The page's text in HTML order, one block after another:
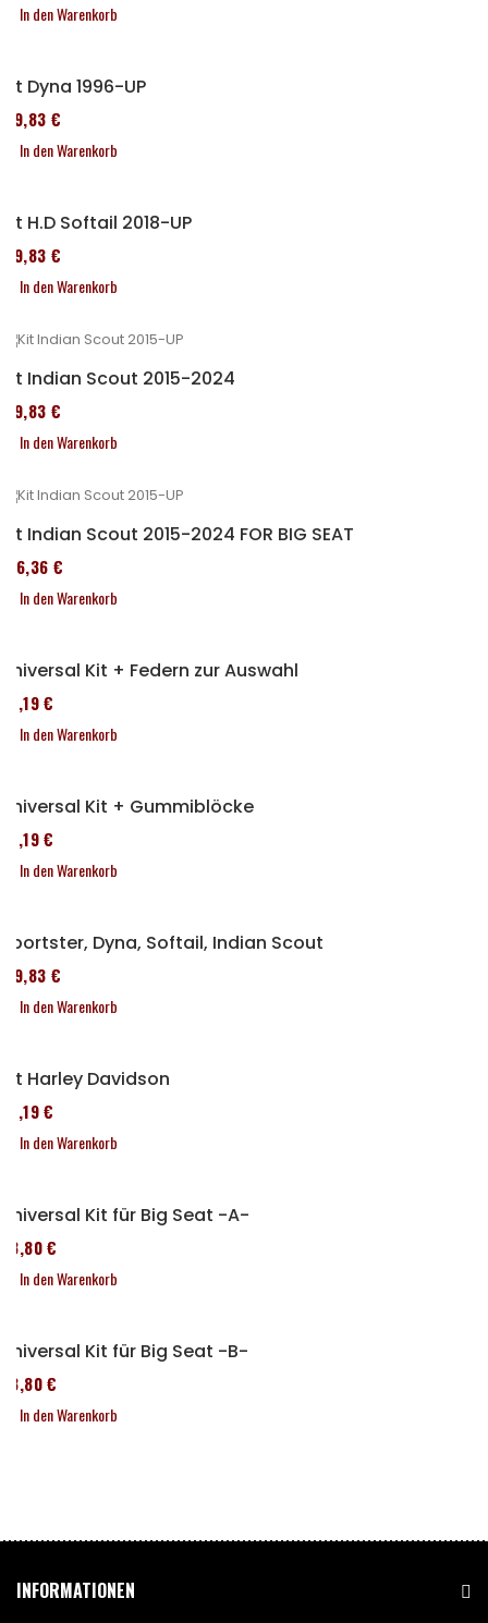
In den Warenkorb
Kit Dyna 1996-UP
119,83 €
In den Warenkorb
Kit H.D Softail 2018-UP
119,83 €
In den Warenkorb
Kit Indian Scout 2015-2024
119,83 €
In den Warenkorb
Kit Indian Scout 2015-2024 FOR BIG SEAT
136,36 €
In den Warenkorb
Universal Kit + Federn zur Auswahl
37,19 €
In den Warenkorb
Universal Kit + Gummiblöcke
37,19 €
In den Warenkorb
Sportster, Dyna, Softail, Indian Scout
119,83 €
In den Warenkorb
Kit Harley Davidson
37,19 €
In den Warenkorb
Universal Kit für Big Seat -A-
43,80 €
In den Warenkorb
Universal Kit für Big Seat -B-
43,80 €
In den Warenkorb
INFORMATIONEN